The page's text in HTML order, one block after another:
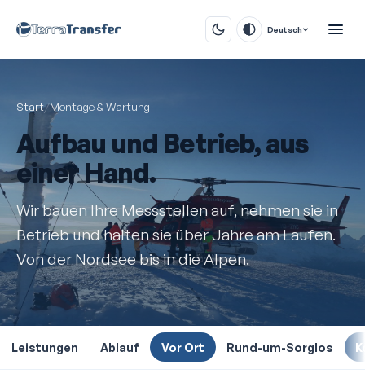
Deutsch
Start/Montage & Wartung
Aufbau und Betrieb, aus
einer Hand.
Wir bauen Ihre Mess­stellen auf, nehmen sie in
Betrieb und halten sie über Jahre am Laufen.
Von der Nordsee bis in die Alpen.
Leistungen Ablauf Vor Ort Rund-um-Sorglos